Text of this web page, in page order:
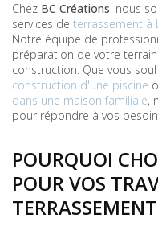
Chez BC Créations, nous
services de terrassement à
Notre équipe de
préparation de votre
construction. Que vous
construction d'une piscine
dans une maison familiale,
pour répondre à vos
POURQUOI
POUR VOS